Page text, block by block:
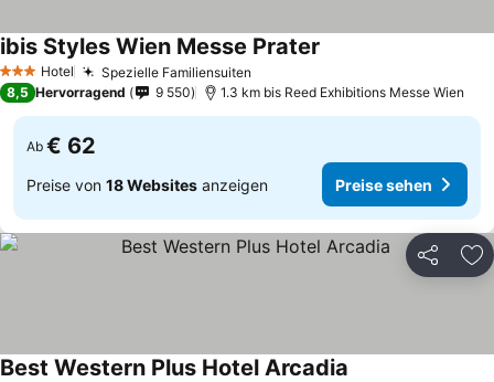
3 SterneHotel Spezielle Familiensuiten
ibis Styles Wien Messe Prater
8,5 Hervorragend 9 550 1.3 km bis Reed Exhibitions Messe Wien
Ab € 62
Preise von 18 Websites anzeigen Preise sehen
Teilen
Best Western Plus Hotel Arcadia